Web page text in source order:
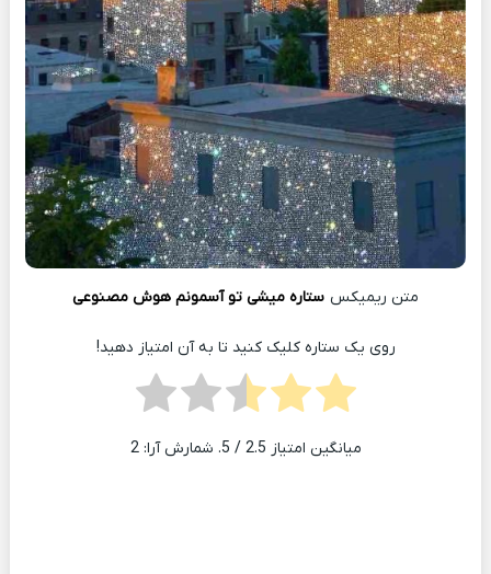
متن ریمیکس ستاره میشی تو آسمونم هوش مصنوعی
روی یک ستاره کلیک کنید تا به آن امتیاز دهید!
میانگین امتیاز 2.5 / 5. شمارش آرا: 2